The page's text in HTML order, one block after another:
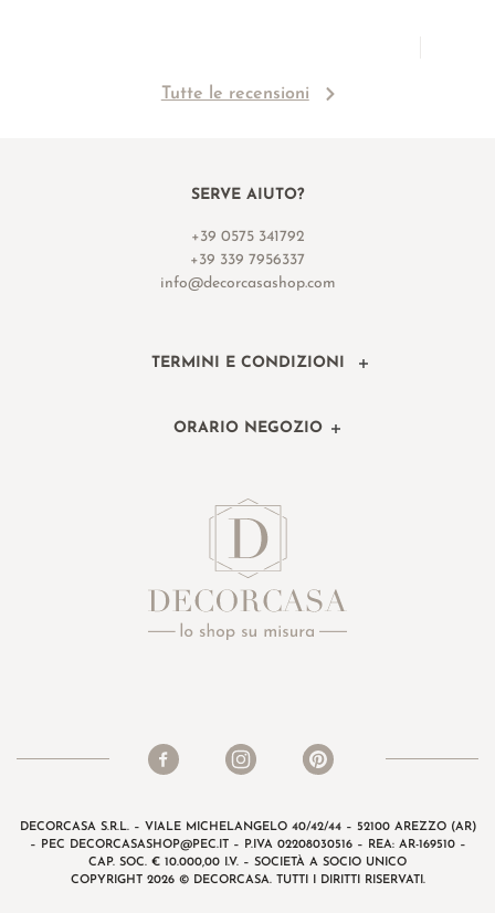
Tutte le recensioni
SERVE AIUTO?
+39 0575 341792
+39 339 7956337
info@decorcasashop.com
TERMINI E CONDIZIONI
ORARIO NEGOZIO
DECORCASA S.R.L. – VIALE MICHELANGELO 40/42/44 – 52100 AREZZO (AR)
– PEC
DECORCASASHOP@PEC.IT– P.IVA 02208030516 – REA: AR-169510 –
CAP. SOC. € 10.000,00 I.V. – SOCIETÀ A SOCIO UNICO
COPYRIGHT 2026 © DECORCASA. TUTTI I DIRITTI RISERVATI.